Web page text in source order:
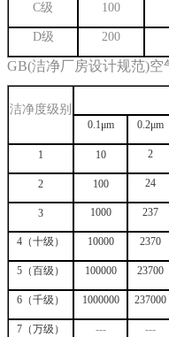
C级 100
D级 200
GB(洁净厂房设计规范)空
洁净度级别
0.1μm 0.2μm
1 10 2
2 100 24
3 1000 237
4（十级） 10000 2370
5（百级） 100000 23700
6（千级） 1000000 237000
7（万级） --- ---